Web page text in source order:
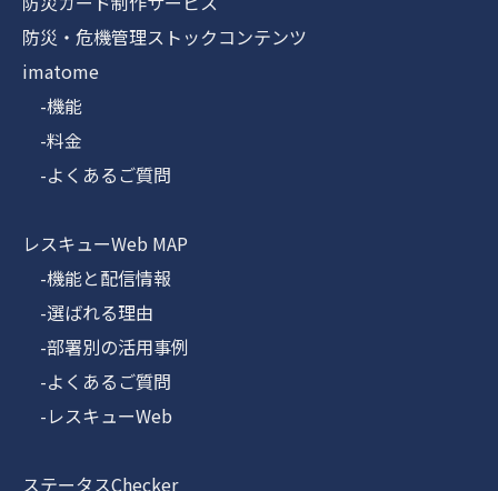
防災・危機管理ストックコンテンツ
imatome
-機能
-料金
-よくあるご質問
レスキューWeb MAP
-機能と配信情報
-選ばれる理由
-部署別の活用事例
-よくあるご質問
-レスキューWeb
ステータスChecker